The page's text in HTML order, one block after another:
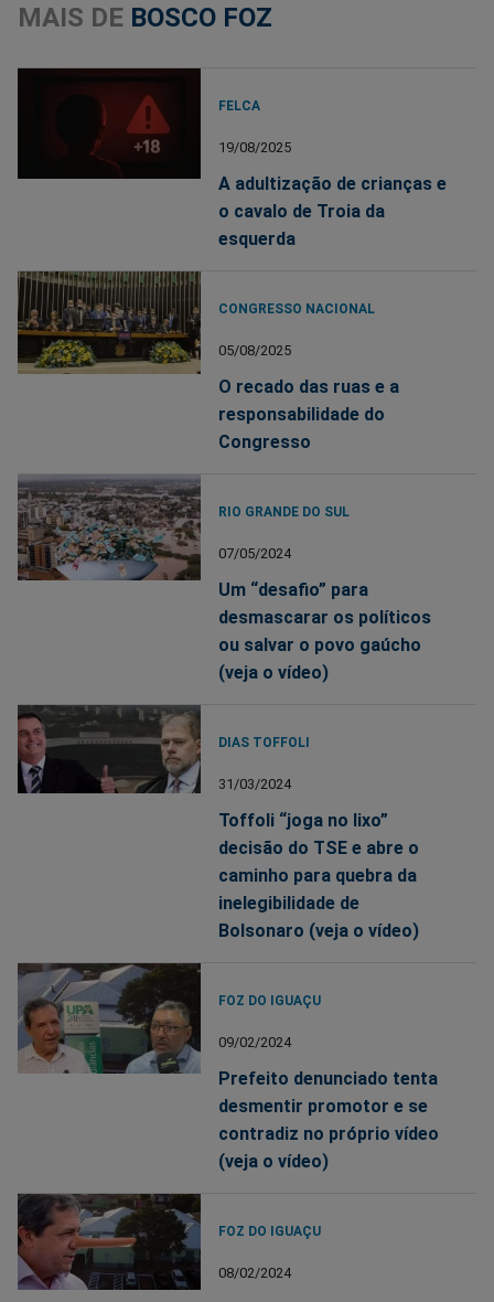
MAIS DE BOSCO FOZ
FELCA
19/08/2025
A adultização de crianças e
o cavalo de Troia da
esquerda
CONGRESSO NACIONAL
05/08/2025
O recado das ruas e a
responsabilidade do
Congresso
RIO GRANDE DO SUL
07/05/2024
Um “desafio” para
desmascarar os políticos
ou salvar o povo gaúcho
(veja o vídeo)
DIAS TOFFOLI
31/03/2024
Toffoli “joga no lixo”
decisão do TSE e abre o
caminho para quebra da
inelegibilidade de
Bolsonaro (veja o vídeo)
FOZ DO IGUAÇU
09/02/2024
Prefeito denunciado tenta
desmentir promotor e se
contradiz no próprio vídeo
(veja o vídeo)
FOZ DO IGUAÇU
08/02/2024